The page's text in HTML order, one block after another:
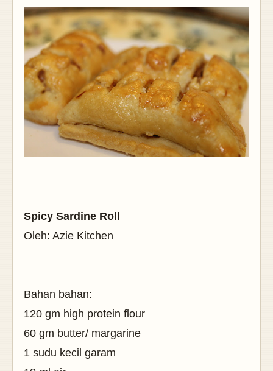
Spicy Sardine Roll
Oleh: Azie Kitchen
Bahan bahan:
120 gm high protein flour
60 gm butter/ margarine
1 sudu kecil garam